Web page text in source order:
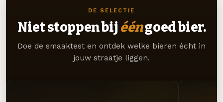
DE SELECTIE
Niet stoppen bij ééngoed bier.
Doe de smaaktest en ontdek welke bieren écht in
jouw straatje liggen.